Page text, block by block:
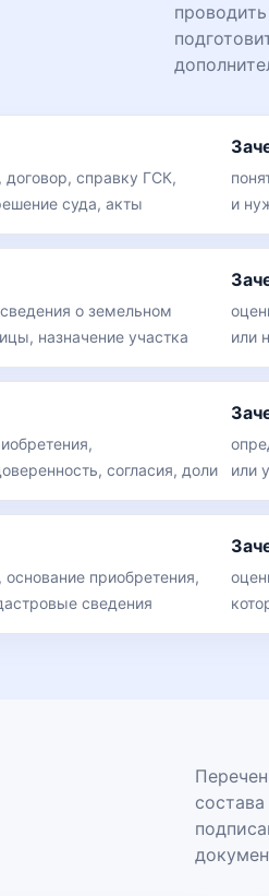
справку ГСК,
суда, акты
и
о земельном
назначение участка
или
согласия, доли
или
приобретения,
сведения